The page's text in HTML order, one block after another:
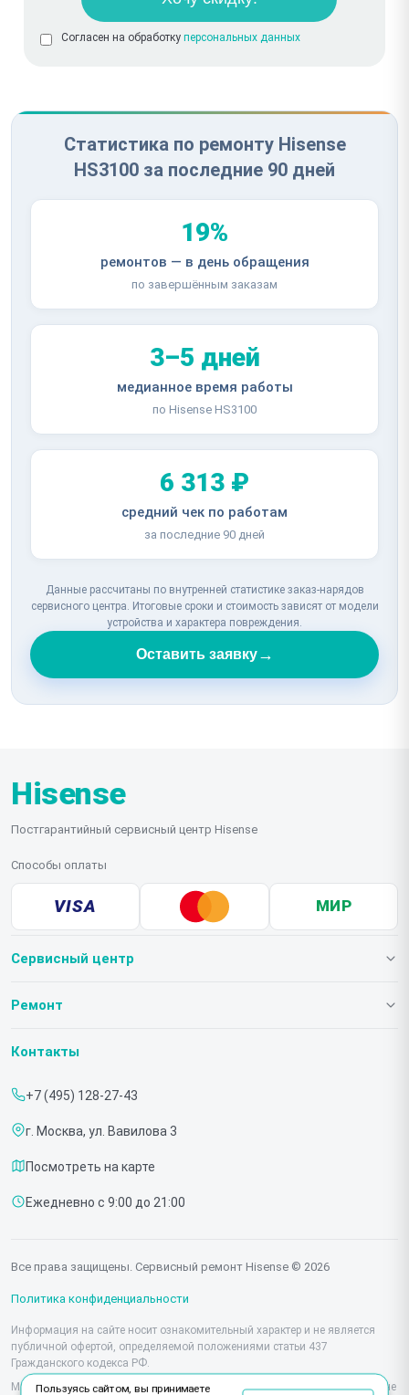
Согласен на обработку персональных данных
Статистика по ремонту Hisense
HS3100 за последние 90 дней
19%
ремонтов — в день обращения
по завершённым заказам
3–5 дней
медианное время работы
по Hisense HS3100
6 313 ₽
средний чек по работам
за последние 90 дней
Данные рассчитаны по внутренней статистике заказ-нарядов
сервисного центра. Итоговые сроки и стоимость зависят от модели
устройства и характера повреждения.
Оставить заявку→
Hisense
Постгарантийный сервисный центр Hisense
Способы оплаты
VISA МИР
Сервисный центр
О нашем сервисе
Срочный ремонт
Доставка и способы оплаты
Диагностика
Контакты
Ремонт
Телевизоров
Проекторов
Контакты
+7 (495) 128-27-43
г. Москва, ул. Вавилова 3
Посмотреть на карте
Ежедневно с 9:00 до 21:00
Все права защищены. Сервисный ремонт Hisense © 2026
Политика конфиденциальности
Информация на сайте носит ознакомительный характер и не является
публичной офертой, определяемой положениями статьи 437
Гражданского кодекса РФ.
Мы специализируемся на обслуживании и ремонте техники Hisense, но не
Пользуясь сайтом, вы принимаете